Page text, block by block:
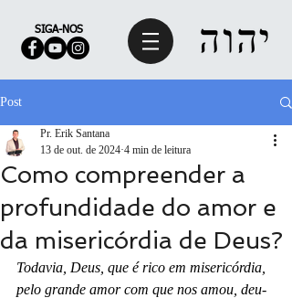
SIGA-NOS
Post
Como compreender a
profundidade do amor e
da misericórdia de Deus?
Pr. Erik Santana
13 de out. de 2024 4 min de leitura
Todavia, Deus, que é rico em misericórdia,
pelo grande amor com que nos amou, deu-